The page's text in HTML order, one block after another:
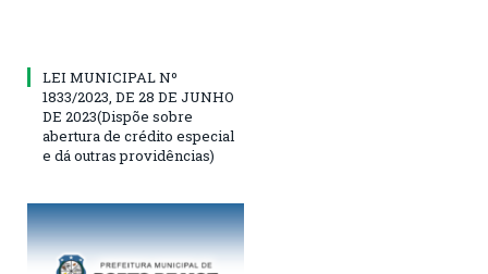
LEI MUNICIPAL Nº
1833/2023, DE 28 DE JUNHO
DE 2023(Dispõe sobre
abertura de crédito especial
e dá outras providências)